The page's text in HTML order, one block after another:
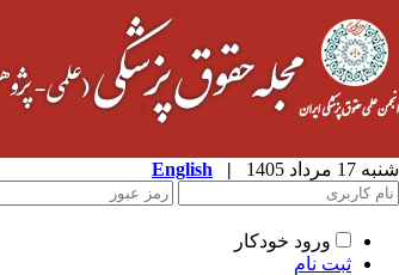
شنبه 17 مرداد 1405 |
English
ورود خودکار
ثبت نام